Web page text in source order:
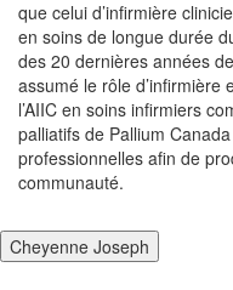
que celui d’infirmière
en soins de longue durée
des 20 dernières années
assumé le rôle d’infirmière
l’AIIC en soins infirmiers
palliatifs de Pallium
professionnelles afin de
communauté.
Cheyenne Joseph